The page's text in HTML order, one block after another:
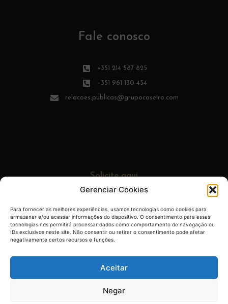
Gerenciar Cookies
Para fornecer as melhores experiências, usamos tecnologias como cookies para
armazenar e/ou acessar informações do dispositivo. O consentimento para essas
tecnologias nos permitirá processar dados como comportamento de navegação ou
IDs exclusivos neste site. Não consentir ou retirar o consentimento pode afetar
negativamente certos recursos e funções.
Aceitar
Negar
Fale conosco
+351 214 587 825
+351 961 130 454
relacoes.publicas@grupocaseiro.com
Solicite aqui
seu orçamento
Largo do Chafariz, 42, 2775-504, Arneiro
Carcavelos - Portugal